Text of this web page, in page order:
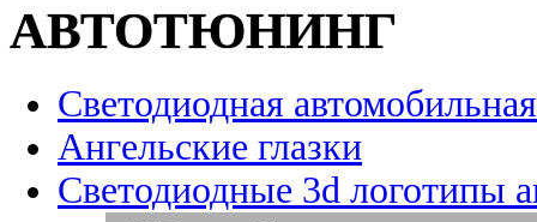
АВТОТЮНИНГ
Светодиодная
Ангельские глазки
Светодиодные 3d логотипы